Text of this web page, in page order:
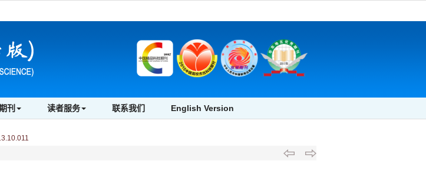
刊 读者服务 联系我们 English Version